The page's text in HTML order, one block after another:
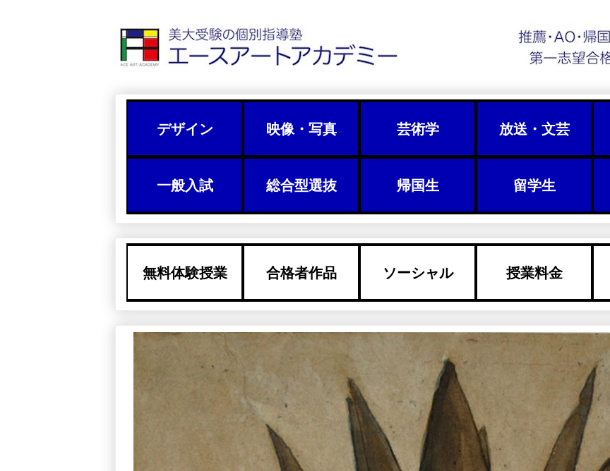
デザイン 映像・写真 芸術学 放送・文芸
一般入試 総合型選抜 帰国生 留学生
無料体験授業 合格者作品 ソーシャル 授業料金
参考作品集 アート系 KA#008